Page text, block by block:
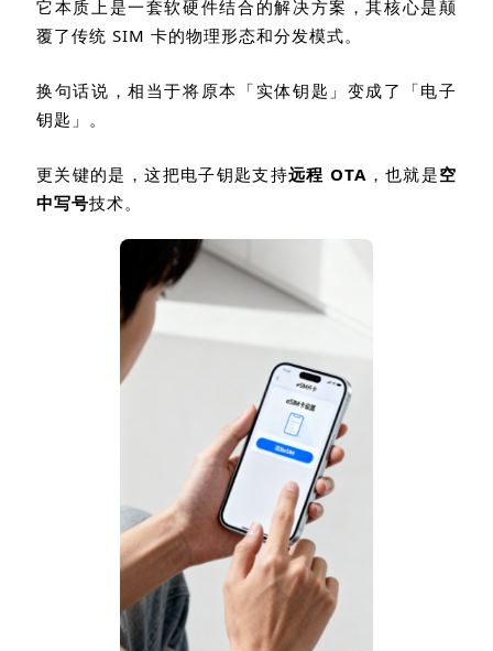
它本质上是一套软硬件结合的解决方案，其核心是颠
覆了传统 SIM 卡的物理形态和分发模式。
换句话说，相当于将原本「实体钥匙」变成了「电子
钥匙」。
更关键的是，这把电子钥匙支持远程 OTA ，也就是空
中写号技术。